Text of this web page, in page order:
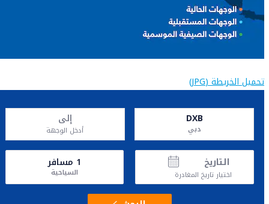
تحميل الخريطة (JPG)
DXB
دبي
إلى
أدخل الوجهة
التاريخ
اختيار تاريخ المغادرة
1 مسافر
السياحية